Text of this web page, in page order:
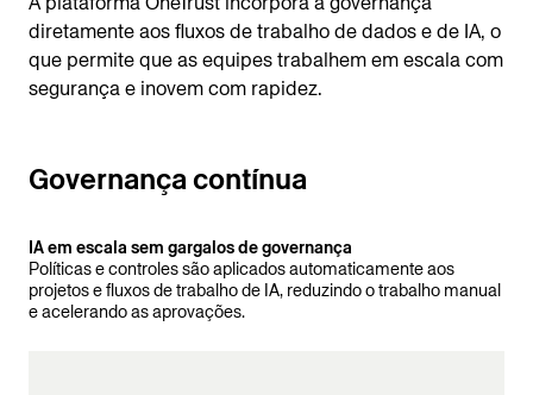
diretamente aos fluxos de trabalho de dados e de IA, o
que permite que as equipes trabalhem em escala com
segurança e inovem com rapidez.
Governança contínua
IA em escala sem gargalos de governança
Políticas e controles são aplicados automaticamente aos
projetos e fluxos de trabalho de IA, reduzindo o trabalho manual
e acelerando as aprovações.